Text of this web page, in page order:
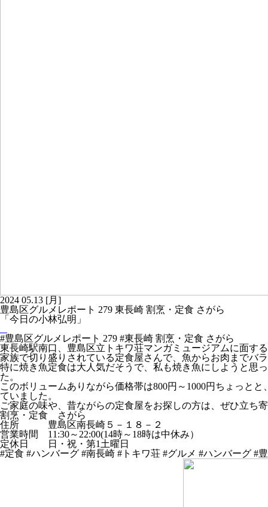
2024 05.13 [月]
豊島区グルメレポート 279 東長崎 割烹・定食 さがら
「今日の小林弘明」
#豊島区グルメレポート 279 #東長崎 割烹・定食 さがら
東長崎駅南口、豊島区立トキワ荘マンガミュージアムに面す
家族で切り盛りされている定食屋さんで、魚からお肉までバ
特に焼き魚定食は大人気だそうで、私も焼き魚にしようと思
た。
このボリュームありながら価格帯は800円～1000円ちょっと
ていました。
ご家庭の味や、昔ながらの定食屋をお探しの方は、ぜひ立ち
割烹・定食 さがら
住所 豊島区南長崎５－１８－２
営業時間 11:30～22:00(14時～18時は中休み）
定休日 日・祝・第1土曜日
#定食 #ハンバーグ #南長崎 #トキワ荘 #グルメ #ハンバーグ #